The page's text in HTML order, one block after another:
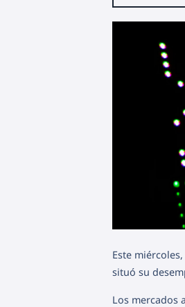
Este
situó su
Los mercados